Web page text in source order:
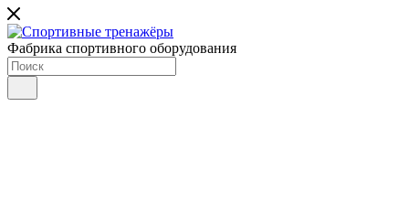
Фабрика спортивного оборудования